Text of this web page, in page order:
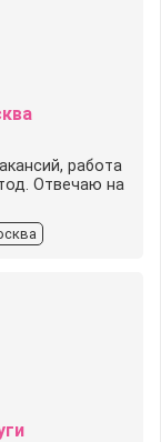
работа
Отвечаю на